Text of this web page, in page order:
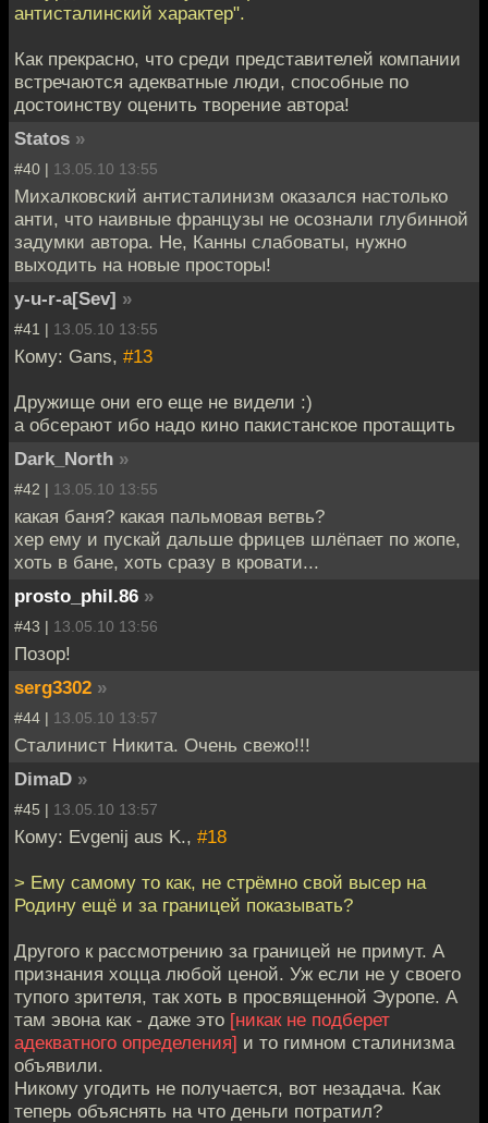
антисталинский характер".
Как прекрасно, что среди представителей компании
встречаются адекватные люди, способные по
достоинству оценить творение автора!
Statos »
#40 | 13.05.10 13:55
Михалковский антисталинизм оказался настолько
анти, что наивные французы не осознали глубинной
задумки автора. Не, Канны слабоваты, нужно
выходить на новые просторы!
y-u-r-a[Sev] »
#41 | 13.05.10 13:55
Кому: Gans, #13
Дружище они его еще не видели :)
а обсерают ибо надо кино пакистанское протащить
Dark_North »
#42 | 13.05.10 13:55
какая баня? какая пальмовая ветвь?
хер ему и пускай дальше фрицев шлёпает по жопе,
хоть в бане, хоть сразу в кровати...
prosto_phil.86 »
#43 | 13.05.10 13:56
Позор!
serg3302 »
#44 | 13.05.10 13:57
Сталинист Никита. Очень свежо!!!
DimaD »
#45 | 13.05.10 13:57
Кому: Evgenij aus K., #18
> Ему самому то как, не стрёмно свой высер на
Родину ещё и за границей показывать?
Другого к рассмотрению за границей не примут. А
признания хоцца любой ценой. Уж если не у своего
тупого зрителя, так хоть в просвященной Эуропе. А
там эвона как - даже это [никак не подберет
адекватного определения] и то гимном сталинизма
объявили.
Никому угодить не получается, вот незадача. Как
теперь объяснять на что деньги потратил?